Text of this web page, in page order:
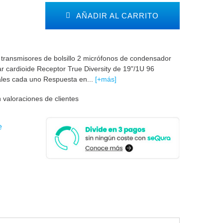
AÑADIR AL CARRITO
de bolsillo 2 micrófonos de condensador
cardioide Receptor True Diversity de 19"/1U 96
cada uno Respuesta en... [+más]
de clientes